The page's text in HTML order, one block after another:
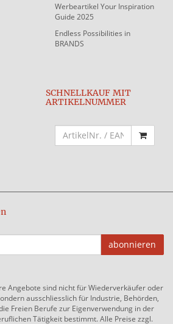
Werbeartikel Your Inspiration
Guide 2025
Endless Possibilities in
BRANDS
SCHNELLKAUF MIT
ARTIKELNUMMER
abonnieren
Angebote sind nicht für Wiederverkäufer oder
ausschliesslich für Industrie, Behörden,
Freien Berufe zur Eigenverwendung in der
Tätigkeit bestimmt. Alle Preise zzgl.